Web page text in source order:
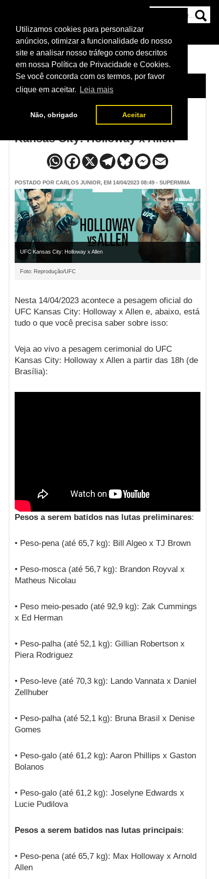
Utilizamos cookies para personalizar
anúncios, otimizar a funcionalidade do nosso
site e analisar nosso tráfego como descritos
em nossa Política de Privacidade e Cookies.
Se você concorda com os termos, por favor
clique em aceitar.
Leia mais
Não, obrigado Aceitar
NOTÍCIAS
HOME NOTÍCIAS
Assista a pesagem do UFC
Kansas City: Holloway x Allen
POSTADO POR CARLOS JUNIOR, EM 14/04/2023 08:49 - SUPERMMA
UFC Kansas City: Holloway x Allen
Foto: Reprodução/UFC
Nesta 14/04/2023 acontece a pesagem oficial do
UFC Kansas City: Holloway x Allen e, abaixo, está
tudo o que você precisa saber sobre isso:
Veja ao vivo a pesagem cerimonial do UFC
Kansas City: Holloway x Allen a partir das 18h (de
Brasília):
Pesos a serem batidos nas lutas preliminares:
• Peso-pena (até 65,7 kg): Bill Algeo x TJ Brown
• Peso-mosca (até 56,7 kg): Brandon Royval x
Matheus Nicolau
• Peso meio-pesado (até 92,9 kg): Zak Cummings
x Ed Herman
• Peso-palha (até 52,1 kg): Gillian Robertson x
Piera Rodriguez
• Peso-leve (até 70,3 kg): Lando Vannata x Daniel
Zellhuber
• Peso-palha (até 52,1 kg): Bruna Brasil x Denise
Gomes
• Peso-galo (até 61,2 kg): Aaron Phillips x Gaston
Bolanos
• Peso-galo (até 61,2 kg): Joselyne Edwards x
Lucie Pudilova
Pesos a serem batidos nas lutas principais:
• Peso-pena (até 65,7 kg): Max Holloway x Arnold
Allen